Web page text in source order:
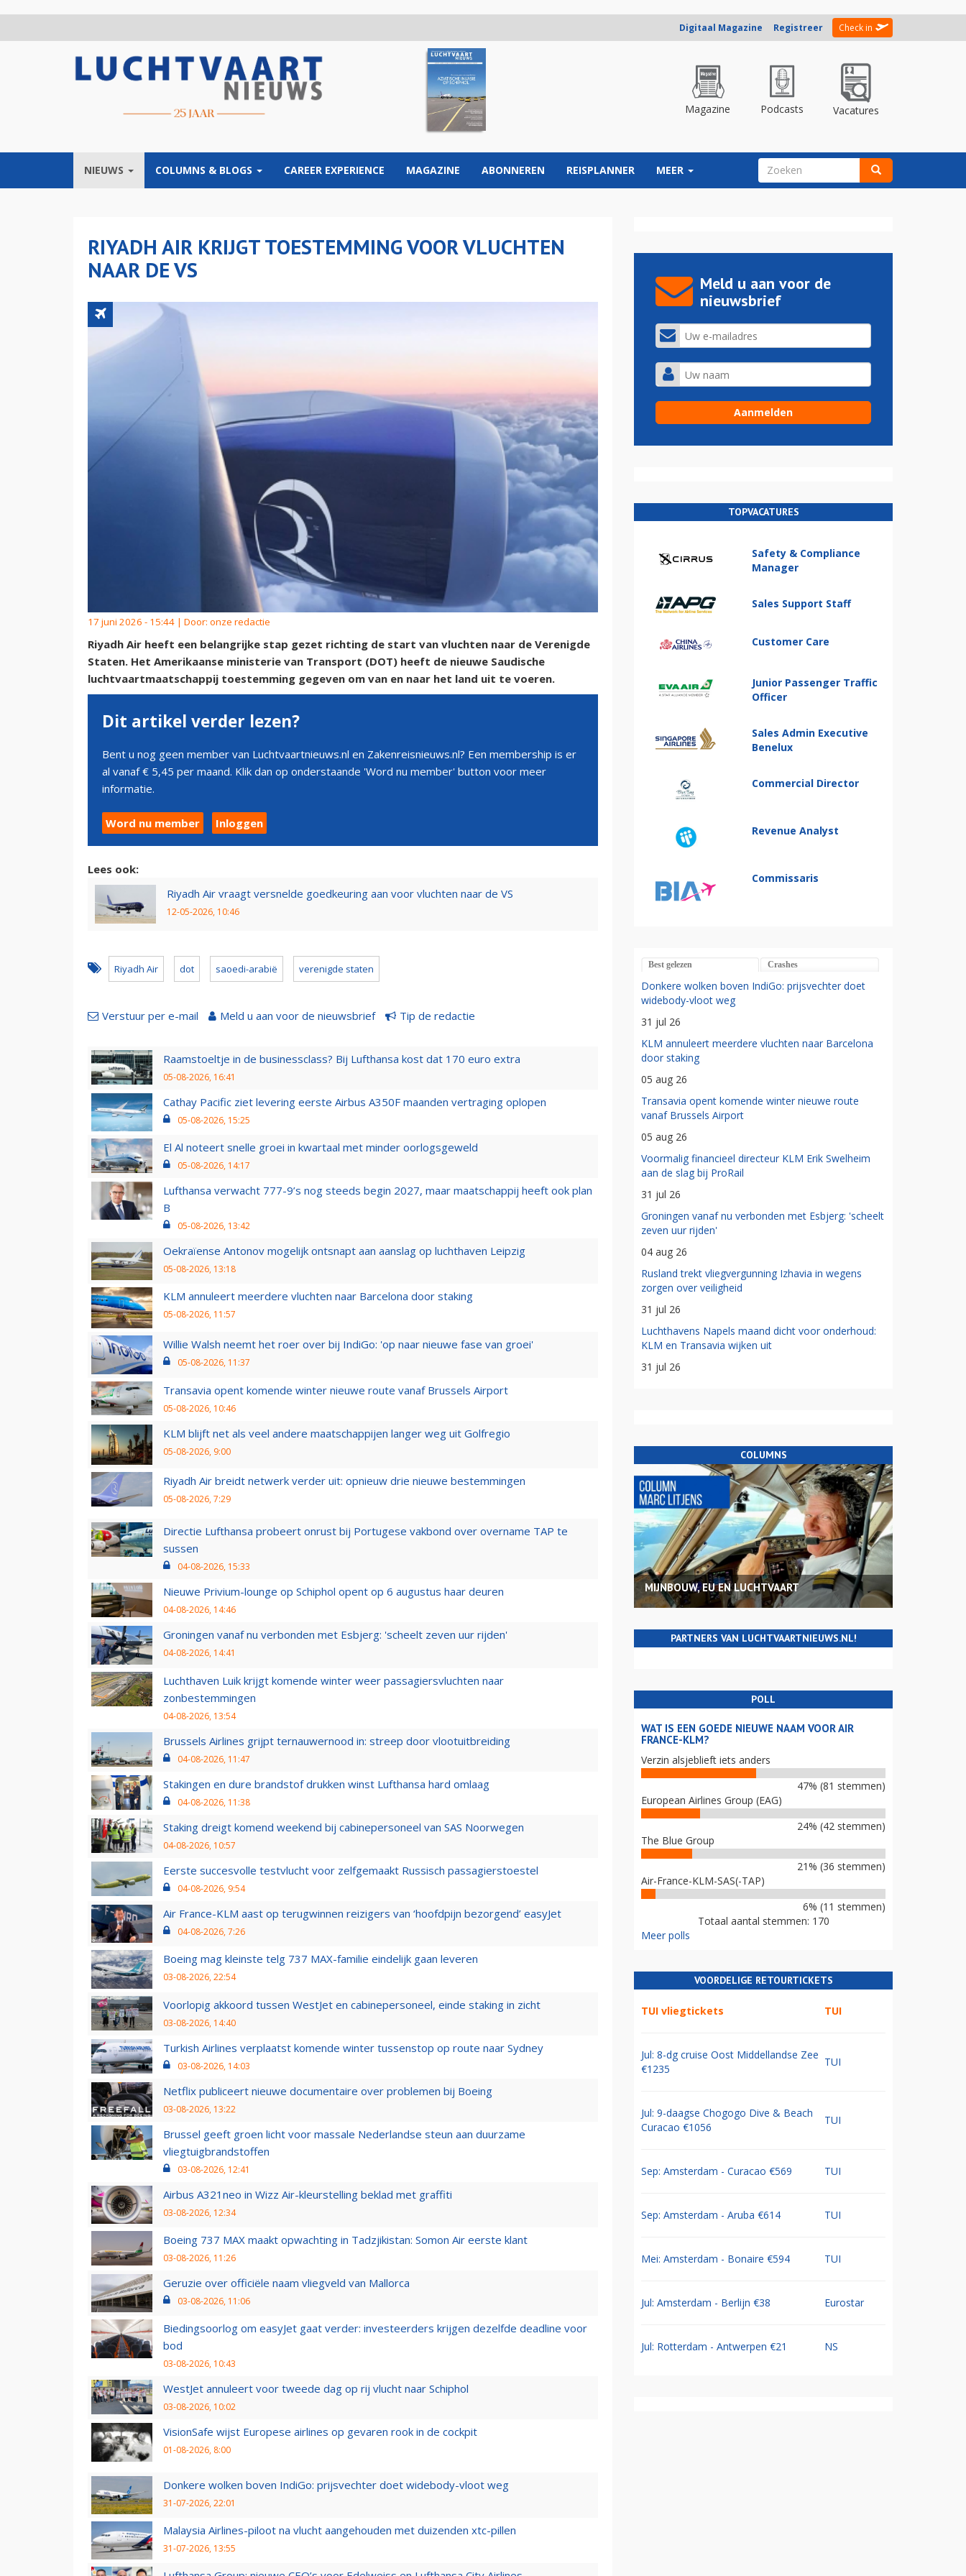
Digitaal Magazine Registreer Check in
Magazine Podcasts Vacatures
NIEUWS COLUMNS & BLOGS CAREER EXPERIENCE MAGAZINE ABONNEREN REISPLANNER MEER ZOEKVELD
RIYADH AIR KRIJGT TOESTEMMING VOOR VLUCHTEN
NAAR DE VS
17 juni 2026 - 15:44 | Door: onze redactie
Riyadh Air heeft een belangrijke stap gezet richting de start van vluchten naar de Verenigde
Staten. Het Amerikaanse ministerie van Transport (DOT) heeft de nieuwe Saudische
luchtvaartmaatschappij toestemming gegeven om van en naar het land uit te voeren.
Dit artikel verder lezen?
Bent u nog geen member van Luchtvaartnieuws.nl en Zakenreisnieuws.nl? Een membership is er
al vanaf € 5,45 per maand. Klik dan op onderstaande 'Word nu member' button voor meer
informatie.
Word nu member Inloggen
Lees ook:
Riyadh Air vraagt versnelde goedkeuring aan voor vluchten naar de VS
12-05-2026, 10:46
Riyadh Air dot saoedi-arabië verenigde staten
Verstuur per e-mail Meld u aan voor de nieuwsbrief Tip de redactie
Raamstoeltje in de businessclass? Bij Lufthansa kost dat 170 euro extra
05-08-2026, 16:41
Cathay Pacific ziet levering eerste Airbus A350F maanden vertraging oplopen
05-08-2026, 15:25
El Al noteert snelle groei in kwartaal met minder oorlogsgeweld
05-08-2026, 14:17
Lufthansa verwacht 777-9’s nog steeds begin 2027, maar maatschappij heeft ook plan
B
05-08-2026, 13:42
Oekraïense Antonov mogelijk ontsnapt aan aanslag op luchthaven Leipzig
05-08-2026, 13:18
KLM annuleert meerdere vluchten naar Barcelona door staking
05-08-2026, 11:57
Willie Walsh neemt het roer over bij IndiGo: 'op naar nieuwe fase van groei'
05-08-2026, 11:37
Transavia opent komende winter nieuwe route vanaf Brussels Airport
05-08-2026, 10:46
KLM blijft net als veel andere maatschappijen langer weg uit Golfregio
05-08-2026, 9:00
Riyadh Air breidt netwerk verder uit: opnieuw drie nieuwe bestemmingen
05-08-2026, 7:29
Directie Lufthansa probeert onrust bij Portugese vakbond over overname TAP te
sussen
04-08-2026, 15:33
Nieuwe Privium-lounge op Schiphol opent op 6 augustus haar deuren
04-08-2026, 14:46
Groningen vanaf nu verbonden met Esbjerg: 'scheelt zeven uur rijden'
04-08-2026, 14:41
Luchthaven Luik krijgt komende winter weer passagiersvluchten naar
zonbestemmingen
04-08-2026, 13:54
Brussels Airlines grijpt ternauwernood in: streep door vlootuitbreiding
04-08-2026, 11:47
Stakingen en dure brandstof drukken winst Lufthansa hard omlaag
04-08-2026, 11:38
Staking dreigt komend weekend bij cabinepersoneel van SAS Noorwegen
04-08-2026, 10:57
Eerste succesvolle testvlucht voor zelfgemaakt Russisch passagierstoestel
04-08-2026, 9:54
Air France-KLM aast op terugwinnen reizigers van ‘hoofdpijn bezorgend’ easyJet
04-08-2026, 7:26
Boeing mag kleinste telg 737 MAX-familie eindelijk gaan leveren
03-08-2026, 22:54
Voorlopig akkoord tussen WestJet en cabinepersoneel, einde staking in zicht
03-08-2026, 14:40
Turkish Airlines verplaatst komende winter tussenstop op route naar Sydney
03-08-2026, 14:03
Netflix publiceert nieuwe documentaire over problemen bij Boeing
03-08-2026, 13:22
Brussel geeft groen licht voor massale Nederlandse steun aan duurzame
vliegtuigbrandstoffen
03-08-2026, 12:41
Airbus A321neo in Wizz Air-kleurstelling beklad met graffiti
03-08-2026, 12:34
Boeing 737 MAX maakt opwachting in Tadzjikistan: Somon Air eerste klant
03-08-2026, 11:26
Geruzie over officiële naam vliegveld van Mallorca
03-08-2026, 11:06
Biedingsoorlog om easyJet gaat verder: investeerders krijgen dezelfde deadline voor
bod
03-08-2026, 10:43
WestJet annuleert voor tweede dag op rij vlucht naar Schiphol
03-08-2026, 10:02
VisionSafe wijst Europese airlines op gevaren rook in de cockpit
01-08-2026, 8:00
Donkere wolken boven IndiGo: prijsvechter doet widebody-vloot weg
31-07-2026, 22:01
Malaysia Airlines-piloot na vlucht aangehouden met duizenden xtc-pillen
31-07-2026, 13:55
Meld u aan voor de
nieuwsbrief
TOPVACATURES
Safety & Compliance
Manager
Sales Support Staff
Customer Care
Junior Passenger Traffic
Officer
Sales Admin Executive
Benelux
Commercial Director
Revenue Analyst
Commissaris
Best gelezen Crashes
Donkere wolken boven IndiGo: prijsvechter doet
widebody-vloot weg
31 jul 26
KLM annuleert meerdere vluchten naar Barcelona
door staking
05 aug 26
Transavia opent komende winter nieuwe route
vanaf Brussels Airport
05 aug 26
Voormalig financieel directeur KLM Erik Swelheim
aan de slag bij ProRail
31 jul 26
Groningen vanaf nu verbonden met Esbjerg: 'scheelt
zeven uur rijden'
04 aug 26
Rusland trekt vliegvergunning Izhavia in wegens
zorgen over veiligheid
31 jul 26
Luchthavens Napels maand dicht voor onderhoud:
KLM en Transavia wijken uit
31 jul 26
COLUMNS
MIJNBOUW, EU EN LUCHTVAART
PARTNERS VAN LUCHTVAARTNIEUWS.NL!
POLL
WAT IS EEN GOEDE NIEUWE NAAM VOOR AIR
FRANCE-KLM?
Verzin alsjeblieft iets anders
47% (81 stemmen)
European Airlines Group (EAG)
24% (42 stemmen)
The Blue Group
21% (36 stemmen)
Air-France-KLM-SAS(-TAP)
6% (11 stemmen)
Totaal aantal stemmen: 170
Meer polls
VOORDELIGE RETOURTICKETS
TUI vliegtickets TUI
Jul: 8-dg cruise Oost Middellandse Zee
€1235
TUI
Jul: 9-daagse Chogogo Dive & Beach
Curacao €1056
TUI
Sep: Amsterdam - Curacao €569 TUI
Sep: Amsterdam - Aruba €614 TUI
Mei: Amsterdam - Bonaire €594 TUI
Jul: Amsterdam - Berlijn €38 Eurostar
Jul: Rotterdam - Antwerpen €21 NS